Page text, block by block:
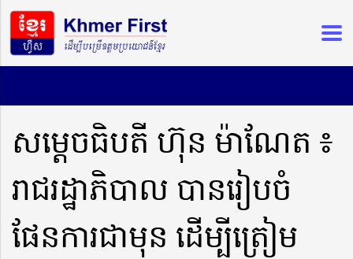
សម្តេចធិបតី ហ៊ុន ម៉ាណែត ៖
រាជរដ្ឋាភិបាល បានរៀបចំ
ផែនការជាមុន ដើម្បីត្រៀម